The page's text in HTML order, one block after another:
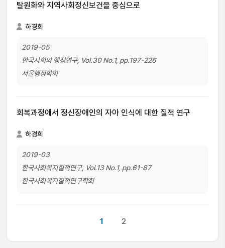
탈원화와 지역사회정신보건을 중심으로
하경희
2019-05
한국사회와 행정연구, Vol.30 No.1, pp.197-226
서울행정학회
회복과정에서 정신장애인의 자아 인식에 대한 질적 연구
하경희
2019-03
한국사회복지질적연구, Vol.13 No.1, pp.61-87
한국사회복지질적연구학회
1 2